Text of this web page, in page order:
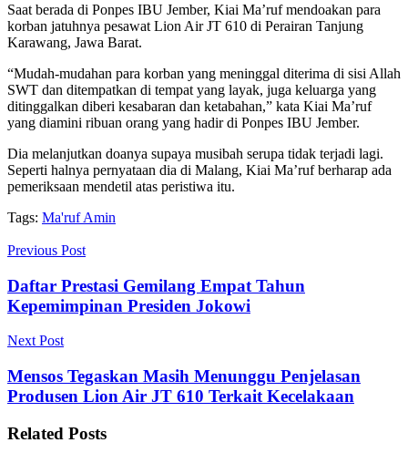
Saat berada di Ponpes IBU Jember, Kiai Ma’ruf mendoakan para
korban jatuhnya pesawat Lion Air JT 610 di Perairan Tanjung
Karawang, Jawa Barat.
“Mudah-mudahan para korban yang meninggal diterima di sisi Allah
SWT dan ditempatkan di tempat yang layak, juga keluarga yang
ditinggalkan diberi kesabaran dan ketabahan,” kata Kiai Ma’ruf
yang diamini ribuan orang yang hadir di Ponpes IBU Jember.
Dia melanjutkan doanya supaya musibah serupa tidak terjadi lagi.
Seperti halnya pernyataan dia di Malang, Kiai Ma’ruf berharap ada
pemeriksaan mendetil atas peristiwa itu.
Tags: Ma'ruf Amin
Previous Post
Daftar Prestasi Gemilang Empat Tahun
Kepemimpinan Presiden Jokowi
Next Post
Mensos Tegaskan Masih Menunggu Penjelasan
Produsen Lion Air JT 610 Terkait Kecelakaan
Related Posts